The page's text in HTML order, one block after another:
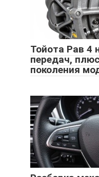
Тойота Рав 4
передач,
поколения